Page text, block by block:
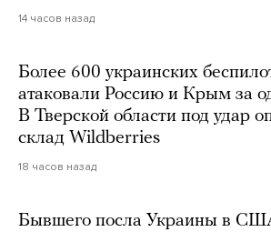
14 часов назад
Более 600 украинских
атаковали Россию и Крым за
В Тверской области под удар
склад Wildberries
18 часов назад
Бывшего посла Украины в